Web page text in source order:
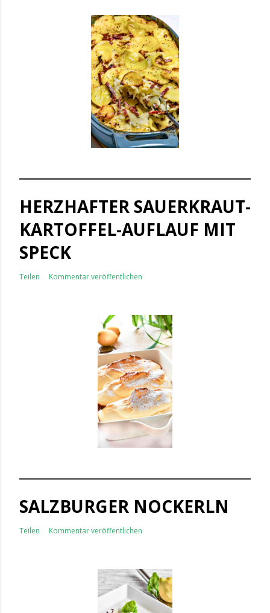
HERZHAFTER SAUERKRAUT-
KARTOFFEL-AUFLAUF MIT
SPECK
Teilen Kommentar veröffentlichen
SALZBURGER NOCKERLN
Teilen Kommentar veröffentlichen